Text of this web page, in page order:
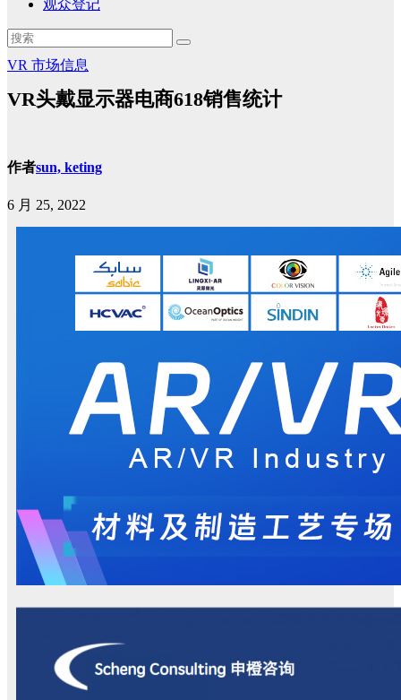
观众登记
VR 市场信息
VR头戴显示器电商618销售统计
作者sun, keting
6 月 25, 2022